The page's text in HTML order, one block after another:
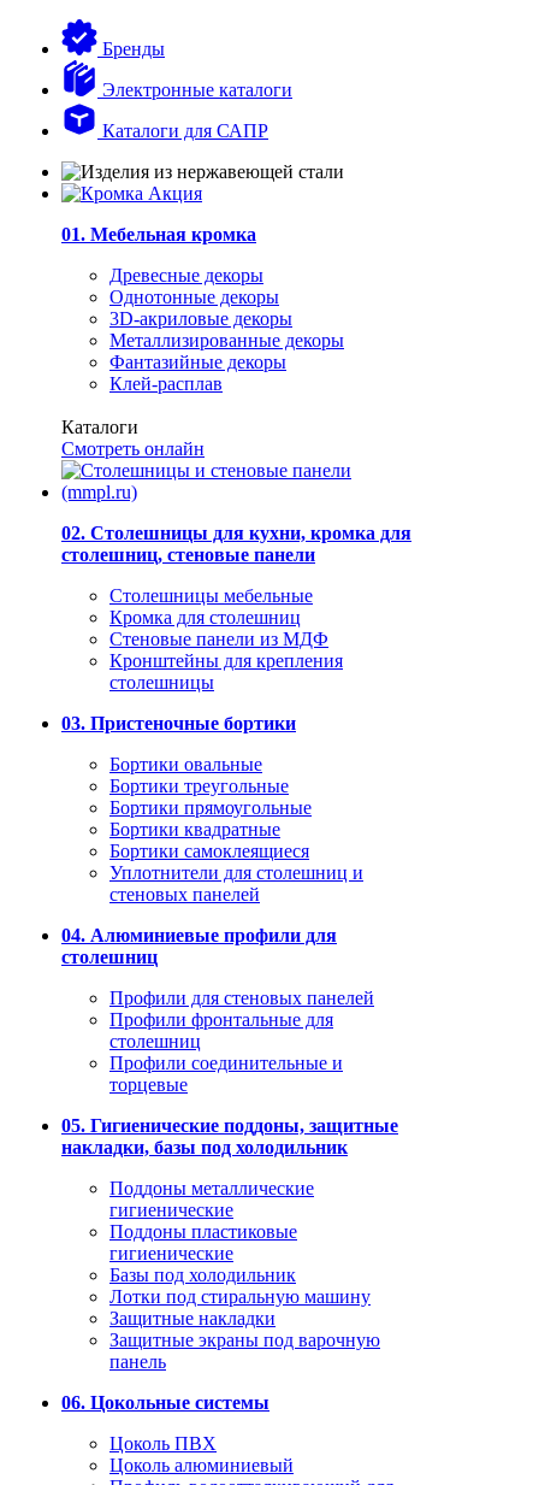
Бренды
Электронные каталоги
Каталоги для САПР
01. Мебельная кромка
Древесные декоры
Однотонные декоры
3D-акриловые декоры
Металлизированные декоры
Фантазийные декоры
Клей-расплав
Каталоги
Смотреть онлайн
02. Столешницы для кухни, кромка для
столешниц, стеновые панели
Столешницы мебельные
Кромка для столешниц
Стеновые панели из МДФ
Кронштейны для крепления
столешницы
03. Пристеночные бортики
Бортики овальные
Бортики треугольные
Бортики прямоугольные
Бортики квадратные
Бортики самоклеящиеся
Уплотнители для столешниц и
стеновых панелей
04. Алюминиевые профили для
столешниц
Профили для стеновых панелей
Профили фронтальные для
столешниц
Профили соединительные и
торцевые
05. Гигиенические поддоны, защитные
накладки, базы под холодильник
Поддоны металлические
гигиенические
Поддоны пластиковые
гигиенические
Базы под холодильник
Лотки под стиральную машину
Защитные накладки
Защитные экраны под варочную
панель
06. Цокольные системы
Цоколь ПВХ
Цоколь алюминиевый